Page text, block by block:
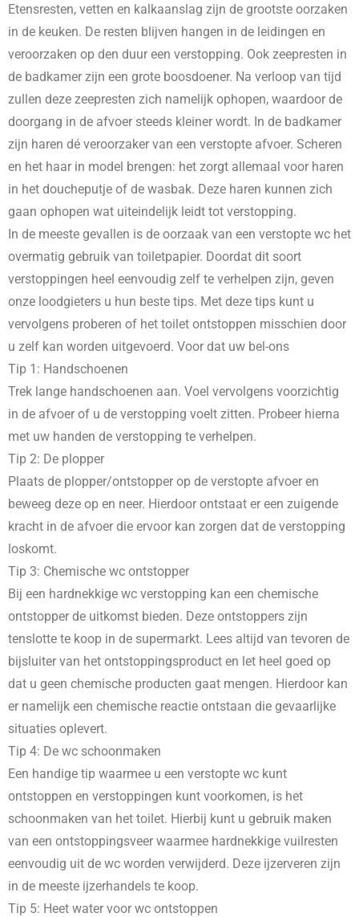
Etensresten, vetten en kalkaanslag zijn de grootste oorzaken
in de keuken. De resten blijven hangen in de leidingen en
veroorzaken op den duur een verstopping. Ook zeepresten in
de badkamer zijn een grote boosdoener. Na verloop van tijd
zullen deze zeepresten zich namelijk ophopen, waardoor de
doorgang in de afvoer steeds kleiner wordt. In de badkamer
zijn haren dé veroorzaker van een verstopte afvoer. Scheren
en het haar in model brengen: het zorgt allemaal voor haren
in het doucheputje of de wasbak. Deze haren kunnen zich
gaan ophopen wat uiteindelijk leidt tot verstopping.
In de meeste gevallen is de oorzaak van een verstopte wc het
overmatig gebruik van toiletpapier. Doordat dit soort
verstoppingen heel eenvoudig zelf te verhelpen zijn, geven
onze loodgieters u hun beste tips. Met deze tips kunt u
vervolgens proberen of het toilet ontstoppen misschien door
u zelf kan worden uitgevoerd. Voor dat uw bel-ons
Tip 1: Handschoenen
Trek lange handschoenen aan. Voel vervolgens voorzichtig
in de afvoer of u de verstopping voelt zitten. Probeer hierna
met uw handen de verstopping te verhelpen.
Tip 2: De plopper
Plaats de plopper/ontstopper op de verstopte afvoer en
beweeg deze op en neer. Hierdoor ontstaat er een zuigende
kracht in de afvoer die ervoor kan zorgen dat de verstopping
loskomt.
Tip 3: Chemische wc ontstopper
Bij een hardnekkige wc verstopping kan een chemische
ontstopper de uitkomst bieden. Deze ontstoppers zijn
tenslotte te koop in de supermarkt. Lees altijd van tevoren de
bijsluiter van het ontstoppingsproduct en let heel goed op
dat u geen chemische producten gaat mengen. Hierdoor kan
er namelijk een chemische reactie ontstaan die gevaarlijke
situaties oplevert.
Tip 4: De wc schoonmaken
Een handige tip waarmee u een verstopte wc kunt
ontstoppen en verstoppingen kunt voorkomen, is het
schoonmaken van het toilet. Hierbij kunt u gebruik maken
van een ontstoppingsveer waarmee hardnekkige vuilresten
eenvoudig uit de wc worden verwijderd. Deze ijzerveren zijn
in de meeste ijzerhandels te koop.
Tip 5: Heet water voor wc ontstoppen